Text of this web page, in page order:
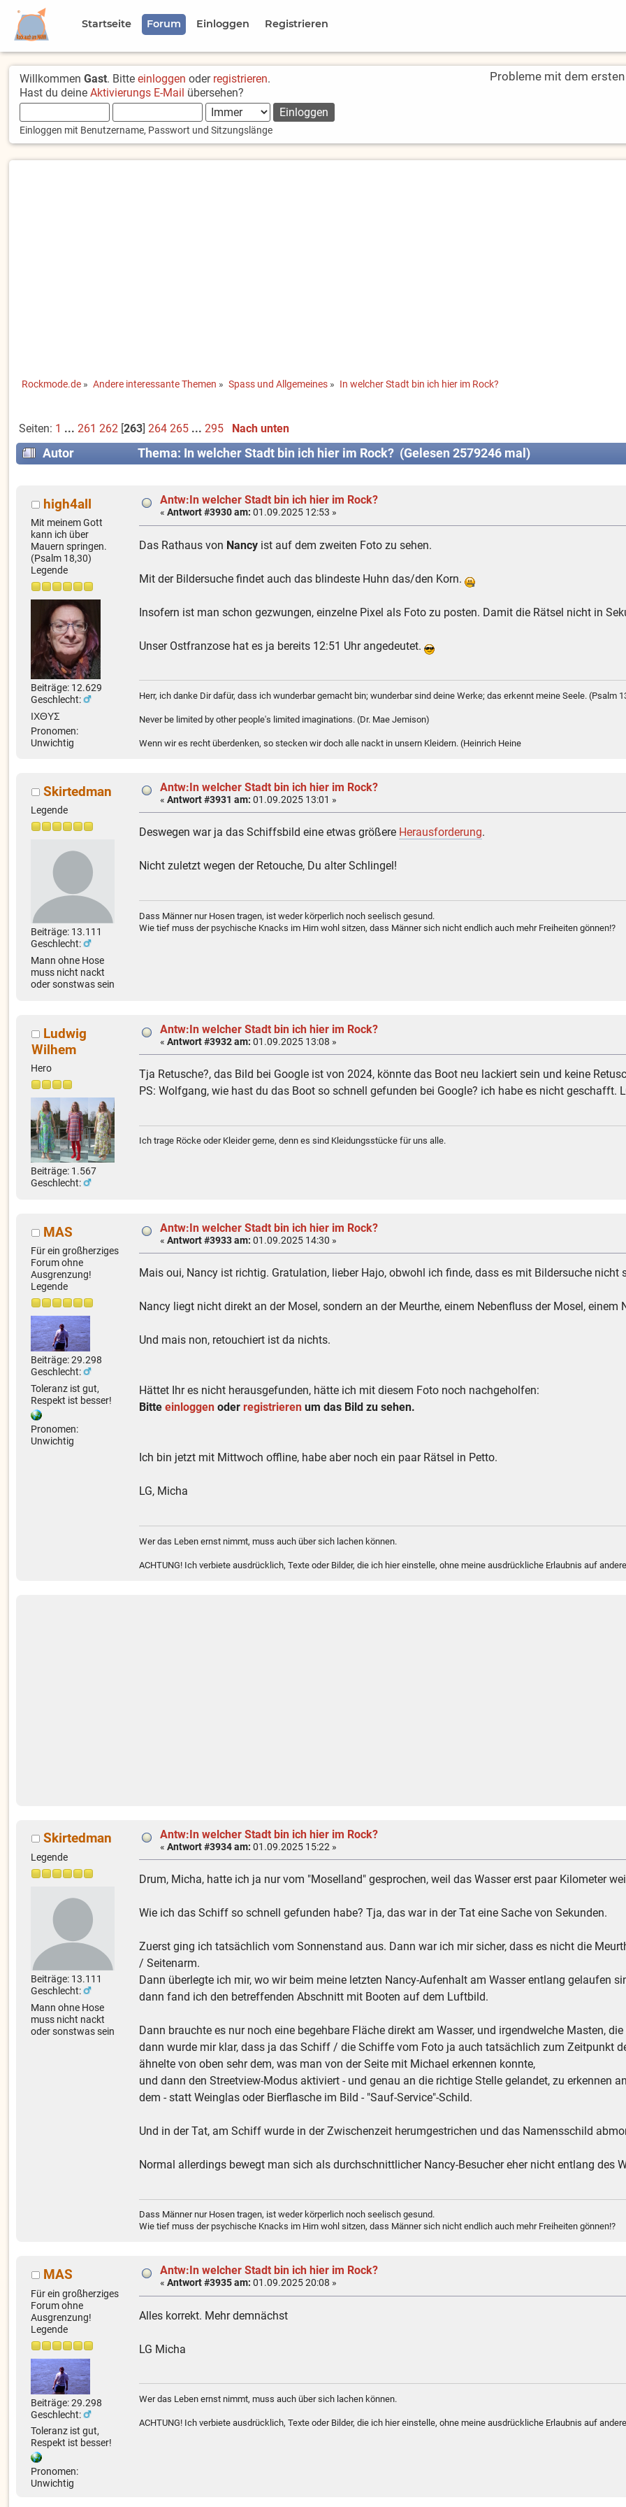
Startseite Forum Einloggen Registrieren
WillkommenGast. Bitteeinloggen oder registrieren.
Hast du deineAktivierungs E-Mail übersehen?
Einloggen mit Benutzername, Passwort und Sitzungslänge
Probleme mit dem
Rockmode.de » Andere interessante Themen » Spass und Allgemeines » In welcher Stadt bin ich hier im Rock?
Seiten: 1 ... 261 262[263] 264 265 ... 295 Nach unten
Autor Thema: In welcher Stadt bin ich hier im Rock? (Gelesen 2579246 mal)
high4all
Mit meinem Gott
kann ich über
Mauern springen.
(Psalm 18,30)
Legende
Beiträge: 12.629
Geschlecht:
ΙΧΘΥΣ
Pronomen:
Unwichtig
Antw:In welcher Stadt bin ich hier im Rock?
«Antwort #3930 am: 01.09.2025 12:53 »
Das Rathaus von Nancy ist auf dem zweiten Foto zu sehen.
Mit der Bildersuche findet auch das blindeste Huhn das/den Korn.
Insofern ist man schon gezwungen, einzelne Pixel als Foto zu posten. Damit die Rätsel nicht in
Unser Ostfranzose hat es ja bereits 12:51 Uhr angedeutet.
Herr, ich danke Dir dafür, dass ich wunderbar gemacht bin; wunderbar sind deine Werke; das erkennt meine Seele. (Psalm
Never be limited by other people's limited imaginations. (Dr. Mae Jemison)
Wenn wir es recht überdenken, so stecken wir doch alle nackt in unsern Kleidern. (Heinrich Heine
Skirtedman
Legende
Beiträge: 13.111
Geschlecht:
Mann ohne Hose
muss nicht nackt
oder sonstwas sein
Antw:In welcher Stadt bin ich hier im Rock?
«Antwort #3931 am: 01.09.2025 13:01 »
Deswegen war ja das Schiffsbild eine etwas größere Herausforderung.
Nicht zuletzt wegen der Retouche, Du alter Schlingel!
Dass Männer nur Hosen tragen, ist weder körperlich noch seelisch gesund.
Wie tief muss der psychische Knacks im Hirn wohl sitzen, dass Männer sich nicht endlich auch mehr Freiheiten gönnen!?
Ludwig
Wilhem
Hero
Beiträge: 1.567
Geschlecht:
Antw:In welcher Stadt bin ich hier im Rock?
«Antwort #3932 am: 01.09.2025 13:08 »
Tja Retusche?, das Bild bei Google ist von 2024, könnte das Boot neu lackiert sein und keine
PS: Wolfgang, wie hast du das Boot so schnell gefunden bei Google? ich habe es nicht geschafft.
Ich trage Röcke oder Kleider gerne, denn es sind Kleidungsstücke für uns alle.
MAS
Für ein großherziges
Forum ohne
Ausgrenzung!
Legende
Beiträge: 29.298
Geschlecht:
Toleranz ist gut,
Respekt ist besser!
Pronomen:
Unwichtig
Antw:In welcher Stadt bin ich hier im Rock?
«Antwort #3933 am: 01.09.2025 14:30 »
Mais oui, Nancy ist richtig. Gratulation, lieber Hajo, obwohl ich finde, dass es mit Bildersuche nicht
Nancy liegt nicht direkt an der Mosel, sondern an der Meurthe, einem Nebenfluss der Mosel, einem
Und mais non, retouchiert ist da nichts.
Hättet Ihr es nicht herausgefunden, hätte ich mit diesem Foto noch nachgeholfen:
Bitteeinloggen oderregistrieren um das Bild zu sehen.
Ich bin jetzt mit Mittwoch offline, habe aber noch ein paar Rätsel in Petto.
LG, Micha
Wer das Leben ernst nimmt, muss auch über sich lachen können.
ACHTUNG! Ich verbiete ausdrücklich, Texte oder Bilder, die ich hier einstelle, ohne meine ausdrückliche Erlaubnis auf
Skirtedman
Legende
Beiträge: 13.111
Geschlecht:
Mann ohne Hose
muss nicht nackt
oder sonstwas sein
Antw:In welcher Stadt bin ich hier im Rock?
«Antwort #3934 am: 01.09.2025 15:22 »
Drum, Micha, hatte ich ja nur vom "Moselland" gesprochen, weil das Wasser erst paar Kilometer
Wie ich das Schiff so schnell gefunden habe? Tja, das war in der Tat eine Sache von Sekunden.
Zuerst ging ich tatsächlich vom Sonnenstand aus. Dann war ich mir sicher, dass es nicht die
/ Seitenarm.
Dann überlegte ich mir, wo wir beim meine letzten Nancy-Aufenhalt am Wasser entlang gelaufen
dann fand ich den betreffenden Abschnitt mit Booten auf dem Luftbild.
Dann brauchte es nur noch eine begehbare Fläche direkt am Wasser, und irgendwelche Masten,
dann wurde mir klar, dass ja das Schiff / die Schiffe vom Foto ja auch tatsächlich zum Zeitpunkt
ähnelte von oben sehr dem, was man von der Seite mit Michael erkennen konnte,
und dann den Streetview-Modus aktiviert - und genau an die richtige Stelle gelandet, zu erkennen
dem - statt Weinglas oder Bierflasche im Bild - "Sauf-Service"-Schild.
Und in der Tat, am Schiff wurde in der Zwischenzeit herumgestrichen und das Namensschild
Normal allerdings bewegt man sich als durchschnittlicher Nancy-Besucher eher nicht entlang des
Dass Männer nur Hosen tragen, ist weder körperlich noch seelisch gesund.
Wie tief muss der psychische Knacks im Hirn wohl sitzen, dass Männer sich nicht endlich auch mehr Freiheiten gönnen!?
MAS
Für ein großherziges
Forum ohne
Ausgrenzung!
Legende
Beiträge: 29.298
Geschlecht:
Toleranz ist gut,
Respekt ist besser!
Pronomen:
Unwichtig
Antw:In welcher Stadt bin ich hier im Rock?
«Antwort #3935 am: 01.09.2025 20:08 »
Alles korrekt. Mehr demnächst
LG Micha
Wer das Leben ernst nimmt, muss auch über sich lachen können.
ACHTUNG! Ich verbiete ausdrücklich, Texte oder Bilder, die ich hier einstelle, ohne meine ausdrückliche Erlaubnis auf